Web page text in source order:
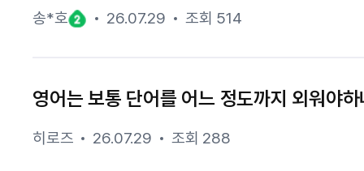
송*호 26.07.29 조회 514
영어는 보통 단어를 어느 정도까지 외워야
히로즈 26.07.29 조회 288